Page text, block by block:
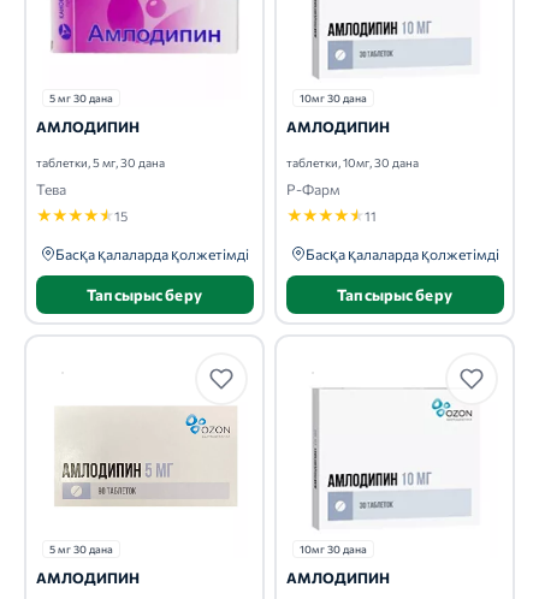
5 мг 30 дана
АМЛОДИПИН
таблетки, 5 мг, 30 дана
Тева
★★★★★15
Басқа қалаларда қолжетімді
Тапсырыс беру
10мг 30 дана
АМЛОДИПИН
таблетки, 10мг, 30 дана
Р-Фарм
★★★★★11
Басқа қалаларда қолжетімді
Тапсырыс беру
5 мг 30 дана
АМЛОДИПИН
10мг 30 дана
АМЛОДИПИН